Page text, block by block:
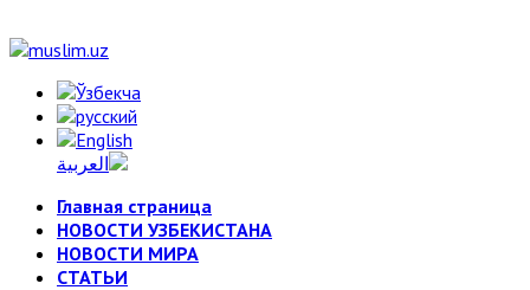
Главная страница
НОВОСТИ УЗБЕКИСТАНА
НОВОСТИ МИРА
СТАТЬИ